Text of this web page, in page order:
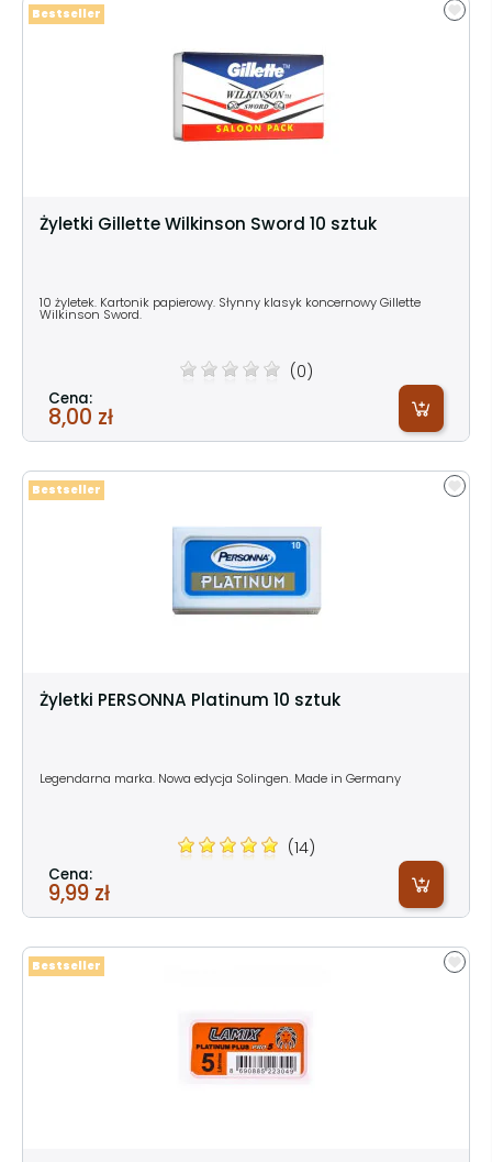
Żyletki Gillette Wilkinson Sword 10 sztuk
10 żyletek. Kartonik papierowy. Słynny klasyk koncernowy Gillette
Wilkinson Sword.
(0)
Cena:
8,00 zł
Bestseller
Żyletki PERSONNA Platinum 10 sztuk
Legendarna marka. Nowa edycja Solingen. Made in Germany
(14)
Cena:
9,99 zł
Bestseller
Bestseller